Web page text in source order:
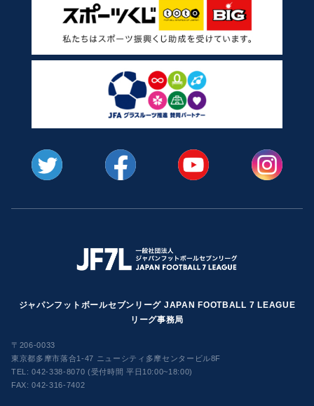
ジャパンフットボールセブンリーグ JAPAN FOOTBALL 7 LEAGUE
リーグ事務局
〒206-0033
東京都多摩市落合1-47 ニューシティ多摩センタービル8F
TEL:042-338-8070 (受付時間 平日10:00~18:00)
FAX: 042-316-7402